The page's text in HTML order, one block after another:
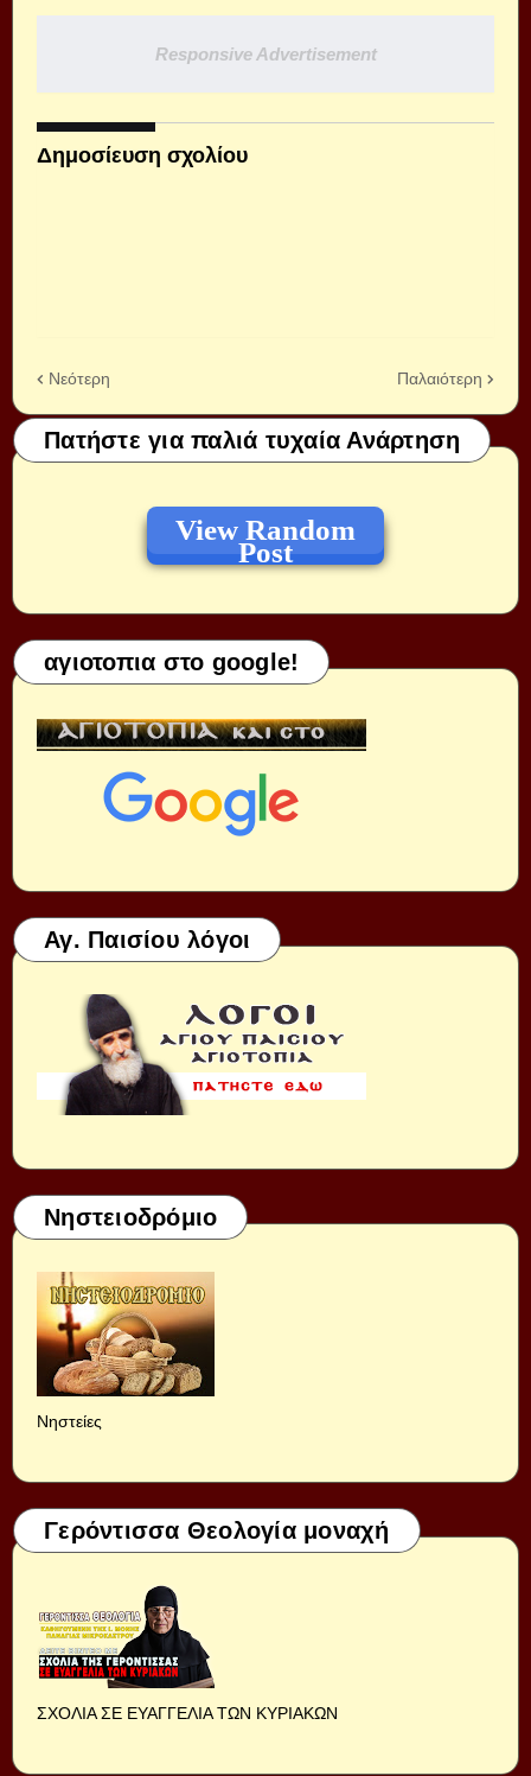
Responsive Advertisement
Δημοσίευση σχολίου
Νεότερη Παλαιότερη
Πατήστε για παλιά τυχαία Ανάρτηση
View Random
Post
αγιοτοπια στο google!
Αγ. Παισίου λόγοι
Νηστειοδρόμιο
Νηστείες
Γερόντισσα Θεολογία μοναχή
ΣΧΟΛΙΑ ΣΕ ΕΥΑΓΓΕΛΙΑ ΤΩΝ ΚΥΡΙΑΚΩΝ